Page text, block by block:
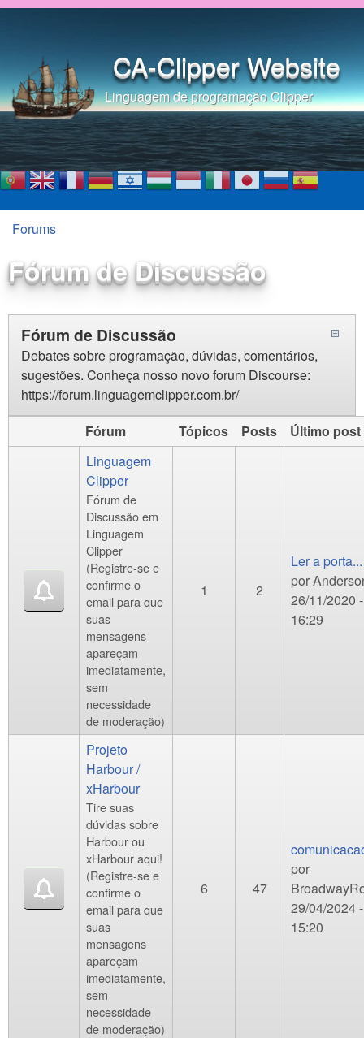
Pular para o conteúdo
CA-Clipper Website
Linguagem de programação Clipper
Você está aqui
Forums
Fórum de Discussão
Fórum de Discussão
Debates sobre programação, dúvidas, comentários,
sugestões. Conheça nosso novo forum Discourse:
https://forum.linguagemclipper.com.br/
Fórum
Tópicos Posts
Último post
Linguagem
Clipper
Fórum de
Discussão em
Linguagem
Clipper
(Registre-se e
confirme o
email para que
suas
mensagens
apareçam
imediatamente,
sem
necessidade
de moderação)
1 2
Ler a porta...
por
26/11/2020 -
16:29
Projeto
Harbour /
xHarbour
Tire suas
dúvidas sobre
Harbour ou
xHarbour aqui!
(Registre-se e
confirme o
email para que
suas
mensagens
apareçam
imediatamente,
sem
necessidade
de moderação)
6 47
por
29/04/2024 -
15:20